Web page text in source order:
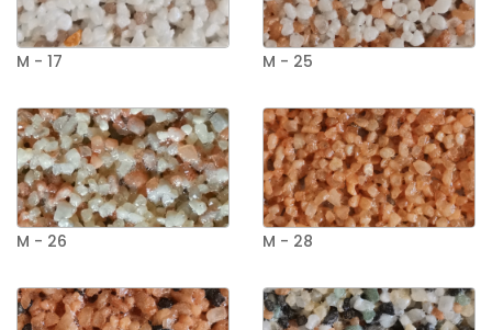
M - 17 M - 25
M - 26 M - 28